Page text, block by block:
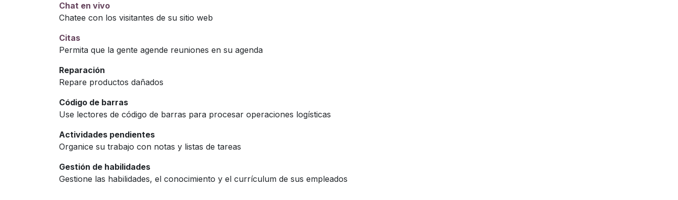
Chat en vivo
Chatee con los visitantes de su sitio web
Citas
Permita que la gente agende reuniones en su agenda
Reparación
Repare productos dañados
Código de barras
Use lectores de código de barras para procesar operaciones logísticas
Actividades pendientes
Organice su trabajo con notas y listas de tareas
Gestión de habilidades
Gestione las habilidades, el conocimiento y el currículum de sus empleados